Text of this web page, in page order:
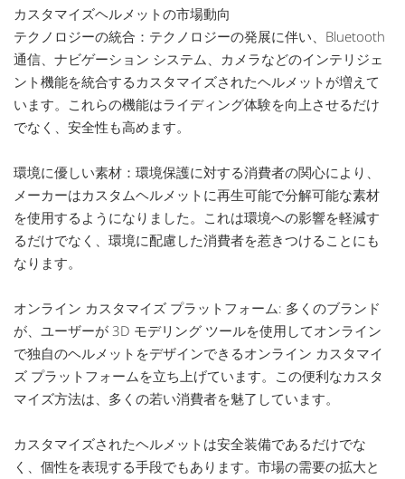
カスタマイズヘルメットの市場動向
テクノロジーの統合：テクノロジーの発展に伴い、Bluetooth
通信、ナビゲーション システム、カメラなどのインテリジェ
ント機能を統合するカスタマイズされたヘルメットが増えて
います。これらの機能はライディング体験を向上させるだけ
でなく、安全性も高めます。
環境に優しい素材：環境保護に対する消費者の関心により、
メーカーはカスタムヘルメットに再生可能で分解可能な素材
を使用するようになりました。これは環境への影響を軽減す
るだけでなく、環境に配慮した消費者を惹きつけることにも
なります。
オンライン カスタマイズ プラットフォーム: 多くのブランド
が、ユーザーが 3D モデリング ツールを使用してオンライン
で独自のヘルメットをデザインできるオンライン カスタマイ
ズ プラットフォームを立ち上げています。この便利なカスタ
マイズ方法は、多くの若い消費者を魅了しています。
カスタマイズされたヘルメットは安全装備であるだけでな
く、個性を表現する手段でもあります。市場の需要の拡大と